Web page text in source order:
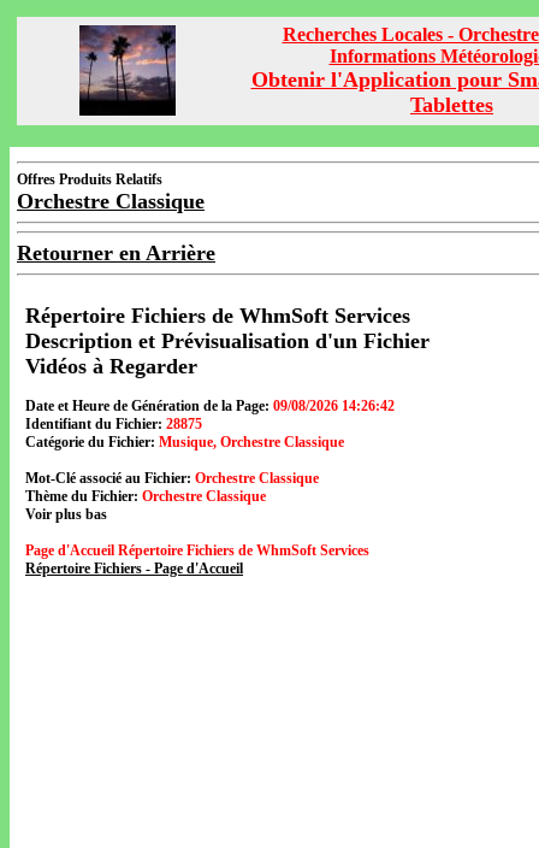
Recherches Locales -
Informations
Obtenir l'Application pour
Tablettes
Offres Produits Relatifs
Orchestre Classique
Retourner en Arrière
Répertoire Fichiers de WhmSoft Services
Description et Prévisualisation d'un Fichier
Vidéos à Regarder
Date et Heure de Génération de la Page: 09/08/2026 14:26:42
Identifiant du Fichier: 28875
Catégorie du Fichier: Musique, Orchestre Classique
Mot-Clé associé au Fichier: Orchestre Classique
Thème du Fichier: Orchestre Classique
Voir plus bas
Page d'Accueil Répertoire Fichiers de WhmSoft Services
Répertoire Fichiers - Page d'Accueil